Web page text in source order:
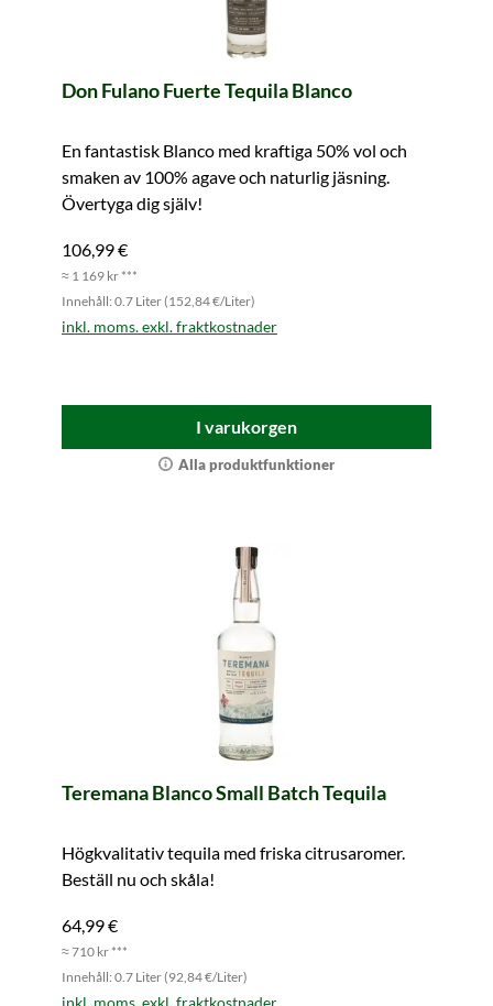
Don Fulano Fuerte Tequila Blanco
En fantastisk Blanco med kraftiga 50% vol och
smaken av 100% agave och naturlig jäsning.
Övertyga dig själv!
106,99 €
≈ 1 169 kr ***
Innehåll: 0.7 Liter (152,84 €/Liter)
inkl. moms. exkl. fraktkostnader
I varukorgen
Alla produktfunktioner
Teremana Blanco Small Batch Tequila
Högkvalitativ tequila med friska citrusaromer.
Beställ nu och skåla!
64,99 €
≈ 710 kr ***
Innehåll: 0.7 Liter (92,84 €/Liter)
inkl. moms. exkl. fraktkostnader